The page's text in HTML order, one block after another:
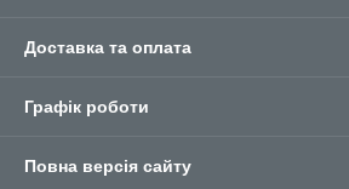
Доставка та оплата
Графік роботи
Повна версія сайту